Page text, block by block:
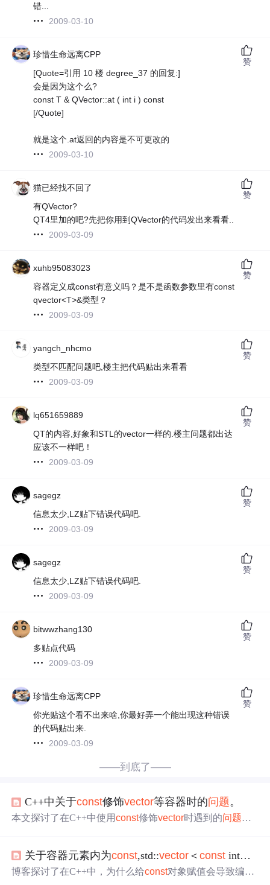
错...
2009-03-10
珍惜生命远离CPP
[Quote=引用 10 楼 degree_37 的回复:]
会是因为这个么?
const T & QVector::at ( int i ) const
[/Quote]
就是这个.at返回的内容是不可更改的
2009-03-10
赞
猫已经找不回了
有QVector?
QT4里加的吧?先把你用到QVector的代码发出来看看..
2009-03-09
赞
xuhb95083023
容器定义成const有意义吗？是不是函数参数里有const
qvector<T>&类型？
2009-03-09
赞
yangch_nhcmo
类型不匹配问题吧,楼主把代码贴出来看看
2009-03-09
赞
lq651659889
QT的内容,好象和STL的vector一样的.楼主问题都出达
应该不一样吧！
2009-03-09
赞
sagegz
信息太少,LZ贴下错误代码吧.
2009-03-09
赞
sagegz
信息太少,LZ贴下错误代码吧.
2009-03-09
赞
bitwwzhang130
多贴点代码
2009-03-09
赞
珍惜生命远离CPP
你光贴这个看不出来啥,你最好弄一个能出现这种错误
的代码贴出来.
2009-03-09
赞
——到底了——
C++中关于const修饰vector等容器时的问题。
本文探讨了在C++中使用const修饰vector时遇到的问题，
关于容器元素内为const,std::vector ＜const int＞ 赋值编译失败的
博客探讨了在C++中，为什么给const对象赋值会导致编译